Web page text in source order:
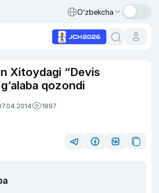
O‘zbekcha
Xitoydagi “Devis
qozondi
1897